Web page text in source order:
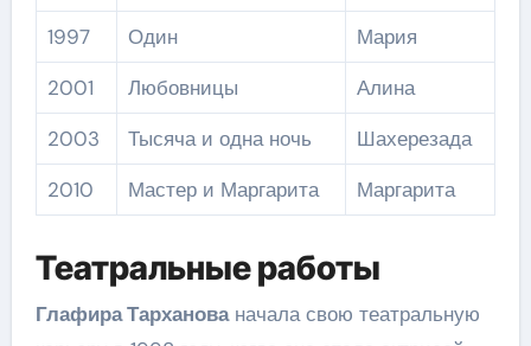
1997
Один
Мария
2001
Любовницы
Алина
2003
Тысяча и одна ночь
Шахерезада
2010
Мастер и Маргарита Маргарита
Театральные работы
Глафира Тарханованачала свою театральную